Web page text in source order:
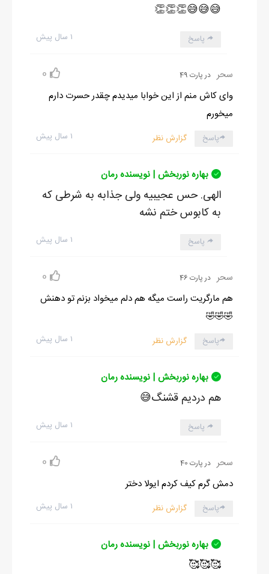
😅😅😅👏👏👏
۱ سال پیش پاسخ
سحر در پارت 49 0
وای کاش منم از این خوابا میدیدم چقدر حسرت دارم
میخورم
۱ سال پیش پاسخ گزارش نظر
بهاره نوربخش | نویسنده رمان
الهی. حس عجیبیه ولی جذابه به شرطی که
به کابوس ختم نشه
۱ سال پیش پاسخ
سحر در پارت 46 0
هم مارگریت راست میگه هم دلم میخواد بزنم تو دهنش
🤣🤣🤣
۱ سال پیش پاسخ گزارش نظر
بهاره نوربخش | نویسنده رمان
هم دردیم قشنگ😅
۱ سال پیش پاسخ
سحر در پارت 40 0
دمش گرم کیف کردم ایولا دختر
۱ سال پیش پاسخ گزارش نظر
بهاره نوربخش | نویسنده رمان
🥰🥰🥰